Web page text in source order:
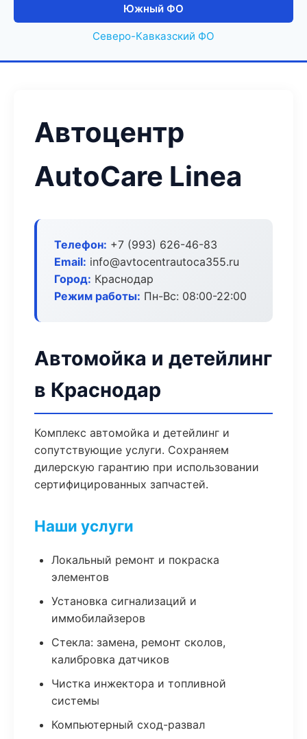
Южный ФО
Северо-Кавказский ФО
Автоцентр
AutoCare Linea
Телефон: +7 (993) 626-46-83
Email: info@avtocentrautoca355.ru
Город: Краснодар
Режим работы: Пн-Вс: 08:00-22:00
Автомойка и детейлинг
в Краснодар
Комплекс автомойка и детейлинг и
сопутствующие услуги. Сохраняем
дилерскую гарантию при использовании
сертифицированных запчастей.
Наши услуги
Локальный ремонт и покраска
элементов
Установка сигнализаций и
иммобилайзеров
Стекла: замена, ремонт сколов,
калибровка датчиков
Чистка инжектора и топливной
системы
Компьютерный сход-развал